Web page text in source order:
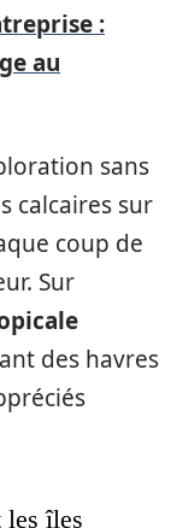
:
au
sans
calcaires sur
coup de
Sur
des havres
les îles